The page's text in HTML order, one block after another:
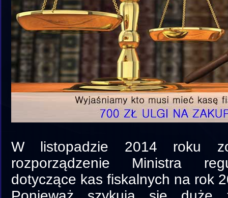
W listopadzie 2014 roku
rozporządzenie Ministra
dotyczące kas fiskalnych na rok